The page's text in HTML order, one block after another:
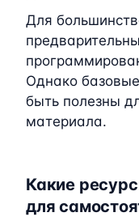
Для
Однако
быть полезны
материала.
Какие
для